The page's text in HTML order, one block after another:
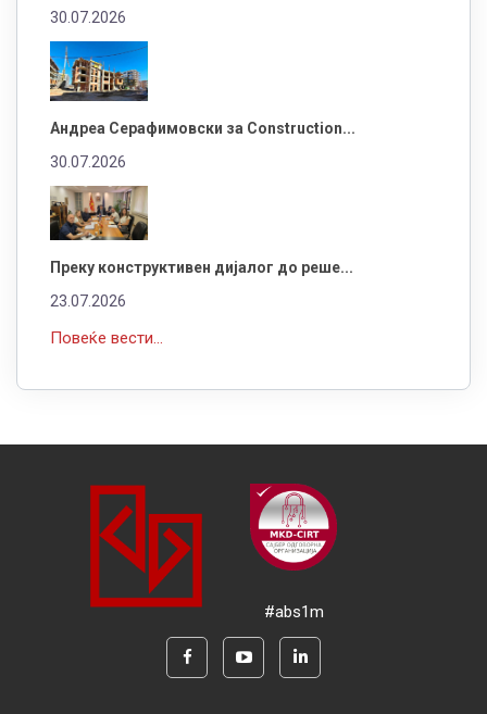
30.07.2026
Андреа Серафимовски за Construction...
30.07.2026
Преку конструктивен дијалог до реше...
23.07.2026
Повеќе вести...
#abs1m